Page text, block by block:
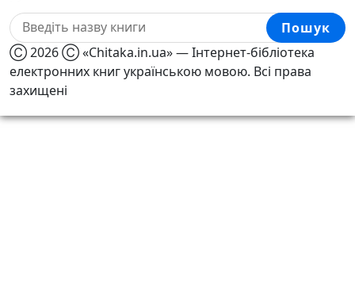
Пошук
Ⓒ 2026 Ⓒ «Chitaka.in.ua» — Інтернет-бібліотека
електронних книг українською мовою. Всі права
захищені